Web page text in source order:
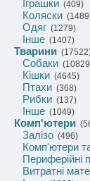
Іграшки (409)
Коляски
Одяг (1279)
Інше (1407)
Тварини
Собаки
Кішки (4645)
Птахи (368)
Рибки (137)
Інше (1049)
Комп'ютери
Залізо (496)
Комп'ютери
Периферійні
Витратні